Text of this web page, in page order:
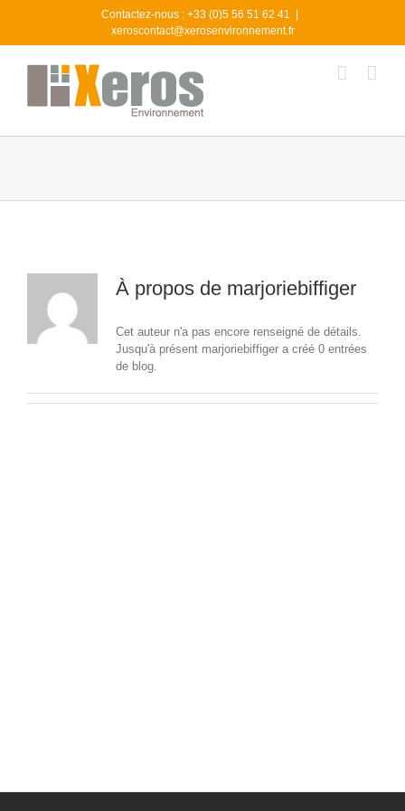
contenu
Contactez-nous : +33 (0)5 56 51 62 41
xeroscontact@xerosenvironnement.fr
À propos de marjoriebiffiger
Cet auteur n'a pas encore renseigné de détails.
Jusqu'à présent marjoriebiffiger a créé 0 entrées
de blog.